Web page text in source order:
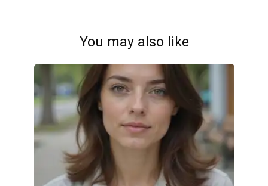
You may also like